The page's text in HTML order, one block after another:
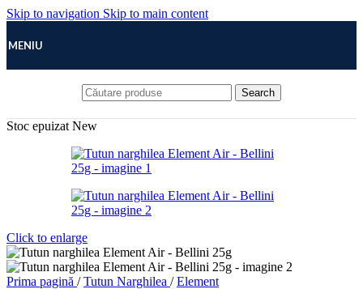
Skip to navigation Skip to main content
MENIU
Search
Stoc epuizat New
Click to enlarge
Prima pagină / Tutun Narghilea / Element